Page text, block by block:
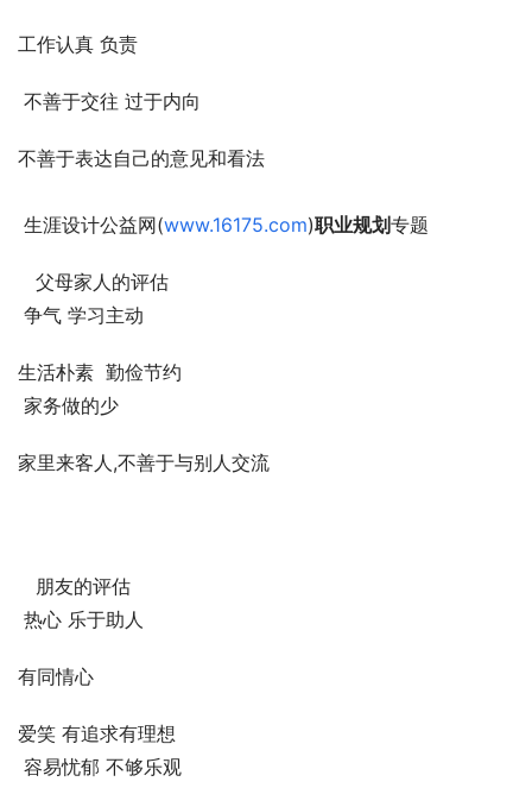
工作认真 负责
不善于交往 过于内向
不善于表达自己的意见和看法
生涯设计公益网(www.16175.com)职业规划专题
父母家人的评估
争气 学习主动
生活朴素  勤俭节约
家务做的少
家里来客人,不善于与别人交流
朋友的评估
热心 乐于助人
有同情心
爱笑 有追求有理想
容易忧郁 不够乐观